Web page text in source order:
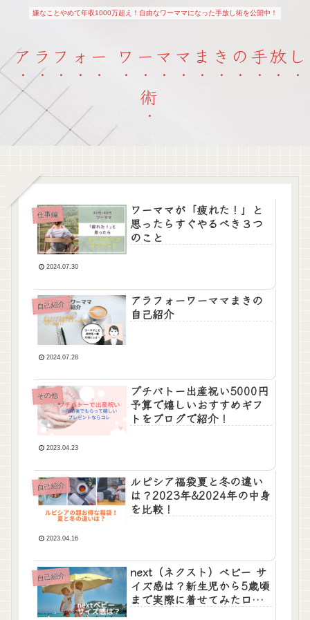
嫌なことやめて年収1000万超え！自由なワーママになった手放し術を公開中！
アラフォー ワーママまきの手放し
術
仕事編
ワーママが「疲れた！」と
思ったらすぐやるべき３つ
のこと
2024.07.30
自己紹介
アラフォーワーママまきの
自己紹介
2024.07.28
その他
プチバトー出産祝い5000円
予算で嬉しいおすすめギフ
トをブログで紹介！
2023.04.23
自己紹介
ルピシア福袋夏と冬の違い
は？2023年&2024年の中身
を比較！
2023.04.16
自己紹介
next（ネクスト）ベビー サ
イズ感は？新生児から5歳頃
まで実際に着せてみた口コ